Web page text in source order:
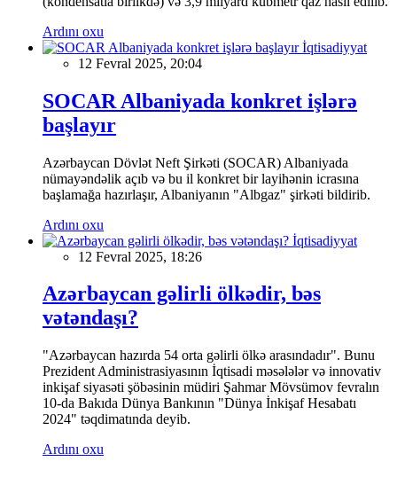
Ardını oxu
İqtisadiyyat
12 Fevral 2025, 20:04
SOCAR Albaniyada konkret işlərə
başlayır
Azərbaycan Dövlət Neft Şirkəti (SOCAR) Albaniyada
nümayəndəlik açıb və bu il konkret bir layihənin icrasına
başlamağa hazırlaşır, Albaniyanın "Albgaz" şirkəti bildirib.
Ardını oxu
İqtisadiyyat
12 Fevral 2025, 18:26
Azərbaycan gəlirli ölkədir, bəs
vətəndaşı?
"Azərbaycan hazırda 54 orta gəlirli ölkə arasındadır". Bunu
Prezident Administrasiyasının İqtisadi məsələlər və innovativ
inkişaf siyasəti şöbəsinin müdiri Şahmar Mövsümov fevralın
10-da Bakıda Dünya Bankının "Dünya İnkişaf Hesabatı
2024" təqdimatında deyib.
Ardını oxu